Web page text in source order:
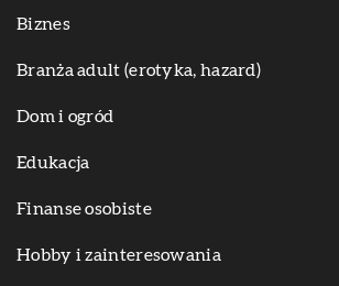
Biznes
Branża adult (erotyka, hazard)
Dom i ogród
Edukacja
Finanse osobiste
Hobby i zainteresowania